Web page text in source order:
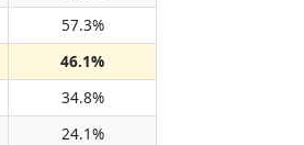
57.3%
46.1%
34.8%
24.1%